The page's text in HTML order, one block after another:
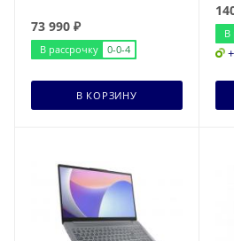
8с/16Gb/1Tb
73 990 ₽
В рассрочку 0-0-4
В КОРЗИНУ
В